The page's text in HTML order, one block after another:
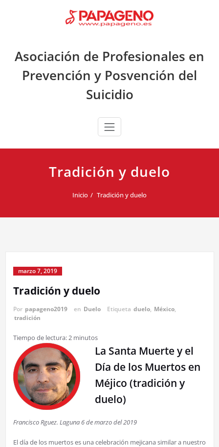
Asociación de Profesionales en
Prevención y Posvención del
Suicidio
Tradición y duelo
Inicio Tradición y duelo
marzo 7, 2019
Tradición y duelo
Por papageno2019 en Duelo Etiqueta duelo, México,
tradición
Tiempo de lectura: 2 minutos
La Santa Muerte y el
Día de los Muertos en
Méjico (tradición y
duelo)
Francisco Rguez. Laguna 6 de marzo del 2019
El día de los muertos es una celebración mejicana similar a nuestro